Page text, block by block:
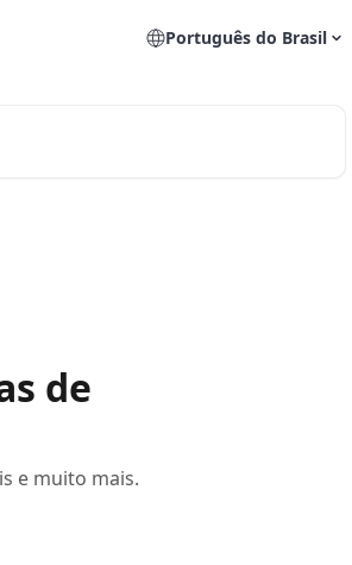
Português do Brasil
de
e muito mais.